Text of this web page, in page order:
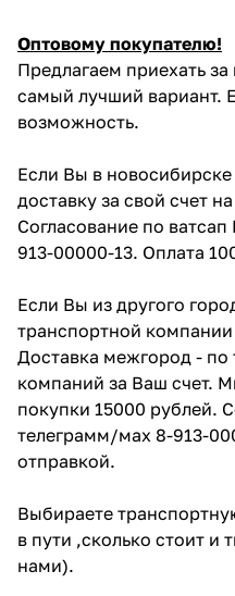
Оптовому покупателю!
Предлагаем приехать
самый лучший вариант.
возможность.
Если Вы в
доставку за свой счет
Согласование по
913-00000-13. Оплата
Если Вы из другого
транспортной
Доставка межгород -
компаний за Ваш счет.
покупки 15000 рублей.
телеграмм/мах 8-913-
отправкой.
Выбираете
в пути ,сколько стоит и
нами).